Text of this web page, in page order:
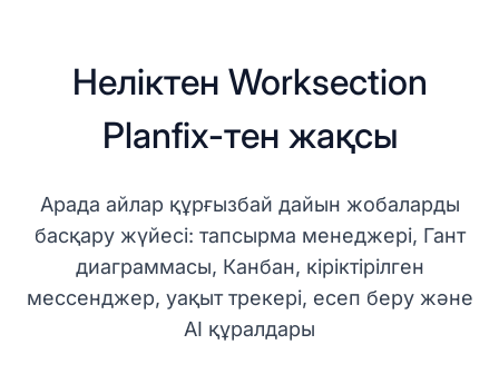
Неліктен Worksection
Planfix-тен жақсы
Арада айлар құрғызбай дайын жобаларды
басқару жүйесі: тапсырма менеджері, Гант
диаграммасы, Канбан, кіріктірілген
мессенджер, уақыт трекері, есеп беру және
AI құралдары